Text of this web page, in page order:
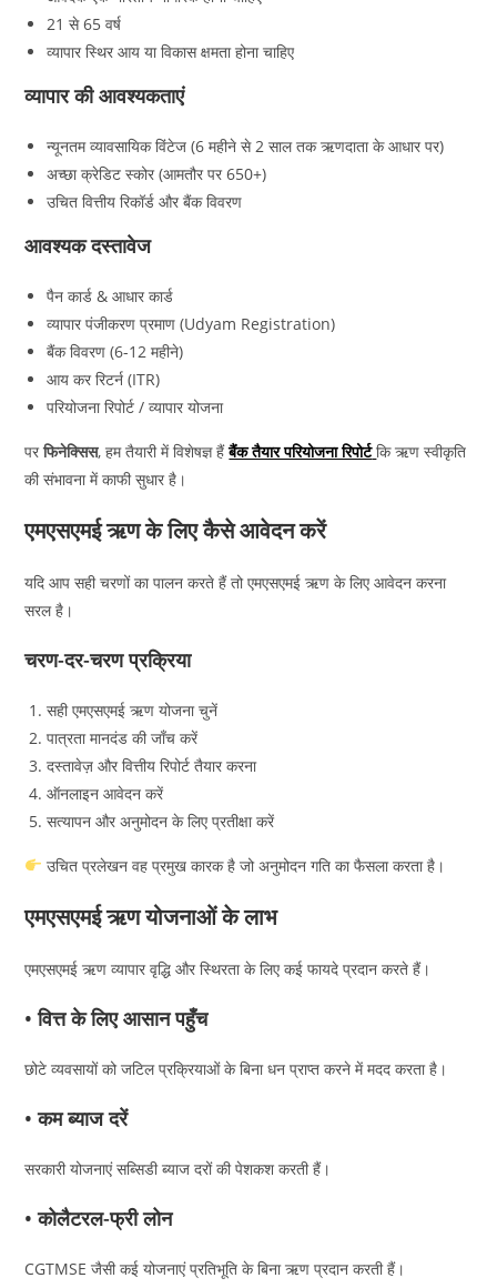
21 से 65 वर्ष
व्यापार स्थिर आय या विकास क्षमता होना चाहिए
व्यापार की आवश्यकताएं
न्यूनतम व्यावसायिक विंटेज (6 महीने से 2 साल तक ऋणदाता के आधार पर)
अच्छा क्रेडिट स्कोर (आमतौर पर 650+)
उचित वित्तीय रिकॉर्ड और बैंक विवरण
आवश्यक दस्तावेज
पैन कार्ड & आधार कार्ड
व्यापार पंजीकरण प्रमाण (Udyam Registration)
बैंक विवरण (6-12 महीने)
आय कर रिटर्न (ITR)
परियोजना रिपोर्ट / व्यापार योजना
परफिनेक्सिस, हम तैयारी में विशेषज्ञ हैंबैंक तैयार परियोजना रिपोर्ट कि ऋण स्वीकृति
की संभावना में काफी सुधार है।
एमएसएमई ऋण के लिए कैसे आवेदन करें
यदि आप सही चरणों का पालन करते हैं तो एमएसएमई ऋण के लिए आवेदन करना
सरल है।
चरण-दर-चरण प्रक्रिया
सही एमएसएमई ऋण योजना चुनें
पात्रता मानदंड की जाँच करें
दस्तावेज़ और वित्तीय रिपोर्ट तैयार करना
ऑनलाइन आवेदन करें
सत्यापन और अनुमोदन के लिए प्रतीक्षा करें
उचित प्रलेखन वह प्रमुख कारक है जो अनुमोदन गति का फैसला करता है।
एमएसएमई ऋण योजनाओं के लाभ
एमएसएमई ऋण व्यापार वृद्धि और स्थिरता के लिए कई फायदे प्रदान करते हैं।
• वित्त के लिए आसान पहुँच
छोटे व्यवसायों को जटिल प्रक्रियाओं के बिना धन प्राप्त करने में मदद करता है।
• कम ब्याज दरें
सरकारी योजनाएं सब्सिडी ब्याज दरों की पेशकश करती हैं।
• कोलैटरल-फ्री लोन
CGTMSE जैसी कई योजनाएं प्रतिभूति के बिना ऋण प्रदान करती हैं।